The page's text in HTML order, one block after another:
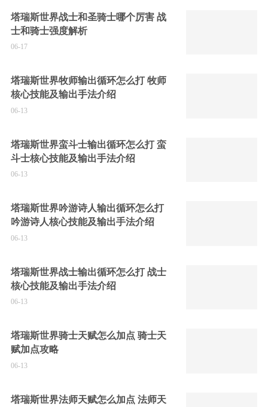
塔瑞斯世界战士和圣骑士哪个厉害 战
士和骑士强度解析
06-17
塔瑞斯世界牧师输出循环怎么打 牧师
核心技能及输出手法介绍
06-13
塔瑞斯世界蛮斗士输出循环怎么打 蛮
斗士核心技能及输出手法介绍
06-13
塔瑞斯世界吟游诗人输出循环怎么打
吟游诗人核心技能及输出手法介绍
06-13
塔瑞斯世界战士输出循环怎么打 战士
核心技能及输出手法介绍
06-13
塔瑞斯世界骑士天赋怎么加点 骑士天
赋加点攻略
06-13
塔瑞斯世界法师天赋怎么加点 法师天